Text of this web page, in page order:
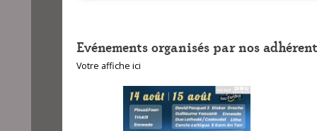
Evénements organisés par nos
Votre affiche ici